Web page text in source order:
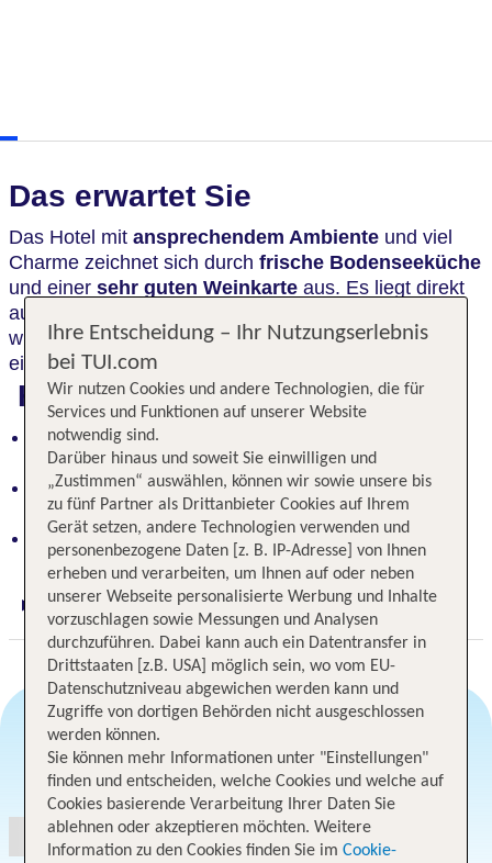
Das erwartet Sie
Das Hotel mit ansprechendem Ambiente und viel
Charme zeichnet sich durch frische Bodenseeküche
und einer sehr guten Weinkarte aus. Es liegt direkt
auf der zum
wunderschönen Insel Reichenau und verfügt über
einen Wellnessbereich mit Liegewiese.
Highlights
Charmantes Hotel auf der Insel Reichenau mit
Bodenseeküche und Weinkarte
Wellnessbereich und Liegewiese für pure
Entspannung
Kulturangebote und herrlicher See in der Nähe
Digitaler und telefonischer 24/7 TUI Service
Angebotsauswahl
Ihre Entscheidung – Ihr Nutzungserlebnis
bei TUI.com
Wir nutzen Cookies und andere Technologien, die für
Services und Funktionen auf unserer Website
notwendig sind.
Darüber hinaus und soweit Sie einwilligen und
„Zustimmen“ auswählen, können wir sowie unsere bis
zu fünf Partner als Drittanbieter Cookies auf Ihrem
Gerät setzen, andere Technologien verwenden und
personenbezogene Daten [z. B. IP-Adresse] von Ihnen
erheben und verarbeiten, um Ihnen auf oder neben
unserer Webseite personalisierte Werbung und Inhalte
vorzuschlagen sowie Messungen und Analysen
durchzuführen. Dabei kann auch ein Datentransfer in
Drittstaaten [z.B. USA] möglich sein, wo vom EU-
Datenschutzniveau abgewichen werden kann und
Zugriffe von dortigen Behörden nicht ausgeschlossen
werden können.
Sie können mehr Informationen unter "Einstellungen"
finden und entscheiden, welche Cookies und welche auf
Cookies basierende Verarbeitung Ihrer Daten Sie
ablehnen oder akzeptieren möchten. Weitere
Information zu den Cookies finden Sie im Cookie-